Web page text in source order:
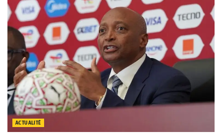
ACTUALITÉ